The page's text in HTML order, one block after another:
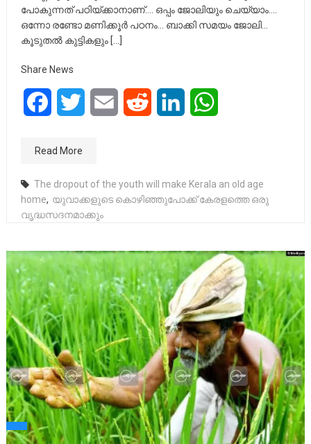
പോകുന്നത് പഠിയ്ക്കാനാണ്…. ഒപ്പം ജോലിയും ചെയ്യാം….
ഒന്നോ രണ്ടോ മണിക്കൂർ പഠനം… ബാക്കി സമയം ജോലി…
കൂടുതൽ കുട്ടികളും […]
Share News
FacebookTwitter Email Reddit LinkedIn
Read More
The dropout of the youth will make Kerala an old age
home, യുവാക്കളുടെ കൊഴിഞ്ഞുപോക്ക് കേരളത്തെ ഒരു
വൃദ്ധസദനമാക്കും